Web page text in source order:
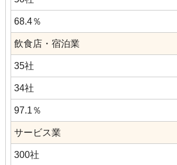
68.4％
飲食店・宿泊業
35社
34社
97.1％
サービス業
300社